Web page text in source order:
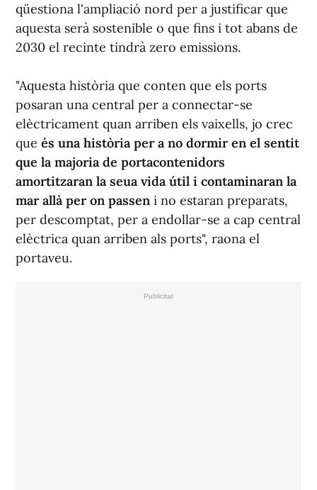
qüestiona l'ampliació nord per a justificar que
aquesta serà sostenible o que fins i tot abans de
2030 el recinte tindrà zero emissions.
"Aquesta història que conten que els ports
posaran una central per a connectar-se
elèctricament quan arriben els vaixells, jo crec
que és una història per a no dormir en el sentit
que la majoria de portacontenidors
amortitzaran la seua vida útil i contaminaran la
mar allà per on passen i no estaran preparats,
per descomptat, per a endollar-se a cap central
elèctrica quan arriben als ports", raona el
portaveu.